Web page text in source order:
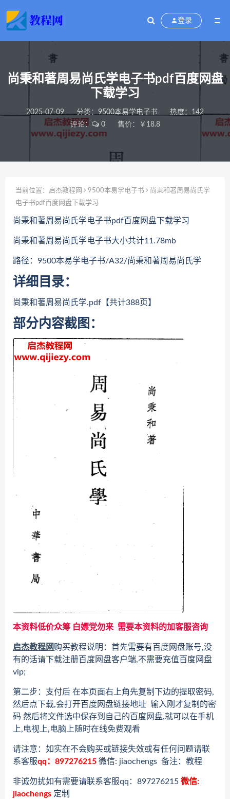
登录
尚秉和著周易尚氏学电子书pdf百度网盘
下载学习
2025-07-09 分类： 9500本易学电子书
热度：142
评论：
0 售价：￥18.8
当前位置： 启杰教程网 9500本易学电子书
尚秉和著周易尚氏学
电子书pdf百度网盘下载学习
尚秉和著周易尚氏学电子书pdf百度网盘下载学习
尚秉和著周易尚氏学电子书大小共计11.78mb
路径：9500本易学电子书/A32/尚秉和著周易尚氏学
详细目录：
尚秉和著周易尚氏学.pdf【共计388页】
部分内容截图：
本资料低价众筹 白嫖党勿来 需要本资料的加客服咨询
启杰教程网购买教程说明：首先需要有百度网盘账号,没
有的话请下载注册百度网盘客户端,不需要充值百度网盘
vip;
第二步：支付后 在本页面右上角先复制下边的提取密码,
然后点下载,会打开百度网盘链接地址 输入刚才复制的密
码 然后将文件选中保存到自己的百度网盘,就可以在手机
上,电视上,电脑上随时在线免费观看
请注意：如实在不会购买或链接失效或有任何问题请联
系客服qq：897276215 微信: jiaochengs 备注：教程
非诚勿扰如有需要请联系客服qq：897276215 微信:
jiaochengs 定制